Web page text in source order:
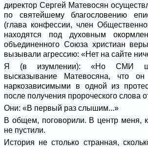
директор Сергей Матевосян
по святейшему благословению
(глава конфессии, член
находятся под духовным
объединенного Союза христиан
вызывали агрессию: «Нет на сайте
Я (в изумлении): «Но СМИ
высказывание Матевосяна, что
наркозависимыми в одной из
после получения пророческого слова
Они: «В первый раз слышим...»
В общем, поговорили. В центр меня,
не пустили.
История не столько странная,